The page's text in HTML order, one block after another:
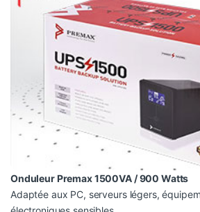
PM-UPS1500
: 1500 VA / 900 W, adaptée aux PC,
légers, équipements bureautiques
sensibles.
en plomb-acide scellée, sans
une autonomie suffisante
Onduleur Premax 1500VA / 900 Watts
Adaptée aux PC, serveurs légers,